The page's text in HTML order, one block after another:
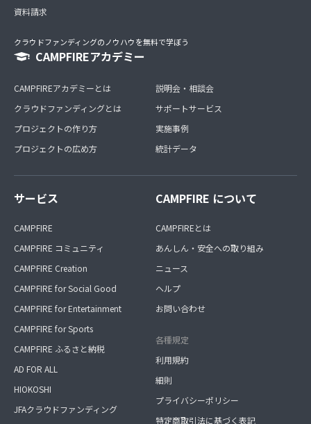
資料請求
クラウドファンディングのノウハウを無料で学ぼう
CAMPFIREアカデミー
CAMPFIREアカデミーとは
クラウドファンディングとは
プロジェクトの作り方
プロジェクトの広め方
説明会・相談会
サポートサービス
実施事例
統計データ
サービス
CAMPFIRE
CAMPFIRE コミュニティ
CAMPFIRE Creation
CAMPFIRE for Social Good
CAMPFIRE for Entertainment
CAMPFIRE for Sports
CAMPFIRE ふるさと納税
AD FOR ALL
HIOKOSHI
JFAクラウドファンディング
CAMPFIRE について
CAMPFIREとは
あんしん・安全への取り組み
ニュース
ヘルプ
お問い合わせ
各種規定
利用規約
細則
プライバシーポリシー
特定商取引法に基づく表記